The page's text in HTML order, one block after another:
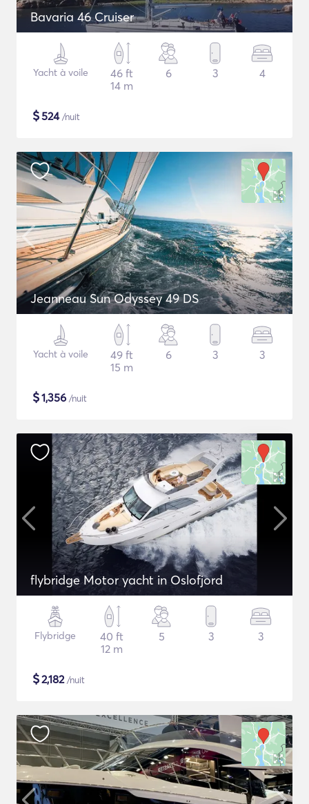
Bavaria 46 Cruiser
Yacht à voile
46 ft
14 m
6 3 4
$524/nuit
Jeanneau Sun Odyssey 49 DS
Yacht à voile
49 ft
15 m
6 3 3
$1,356 /nuit
flybridge Motor yacht in Oslofjord
Flybridge
40 ft
12 m
5 3 3
$2,182/nuit